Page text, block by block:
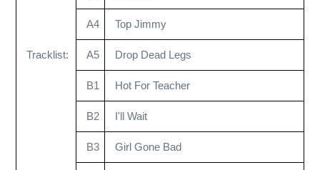
Tracklist:
A4 Top Jimmy
A5 Drop Dead Legs
B1 Hot For Teacher
B2 I'll Wait
B3 Girl Gone Bad